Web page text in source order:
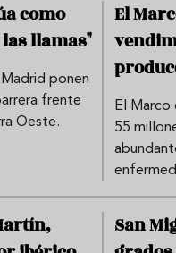
como
llamas"
ponen
frente
Oeste.
El
El Marco
55
San